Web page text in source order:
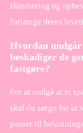
Håndtering og
forlænge deres
Hvordan
beskadiger de
fastgøre?
For at undgå at et
skal du sørge for at
passer til